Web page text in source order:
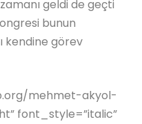
geldi de geçti
bunun
kendine görev
mehmet-akyol-
font_style=”italic”